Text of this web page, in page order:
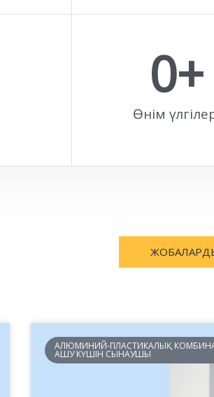
Өнім
0+
АЛЮМИНИЙ-ПЛАСТИКАЛЫҚ
АШУ КҮШІН СЫНАУШЫ